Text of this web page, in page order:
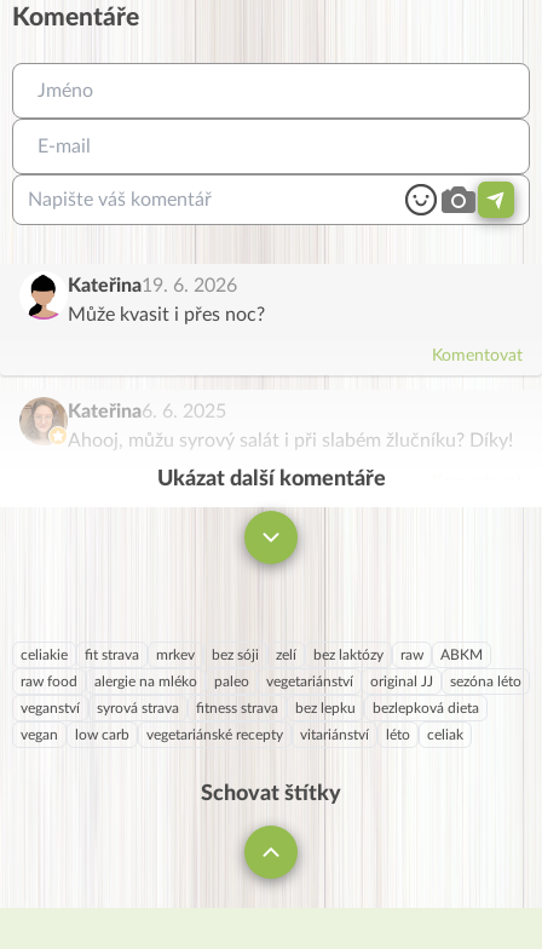
Komentáře
Kateřina19. 6. 2026
Může kvasit i přes noc?
Komentovat
Kateřina6. 6. 2025
Ahooj, můžu syrový salát i při slabém žlučníku? Díky!
Ukázat další komentáře
celiakie fit strava mrkev bez sóji zelí bez laktózy raw
ABKM
raw food
alergie na mléko paleo vegetariánství original JJ
sezóna léto
veganství
syrová strava fitness strava bez lepku
bezlepková dieta
vegan
low carb vegetariánské recepty vitariánství léto celiak
Schovat štítky